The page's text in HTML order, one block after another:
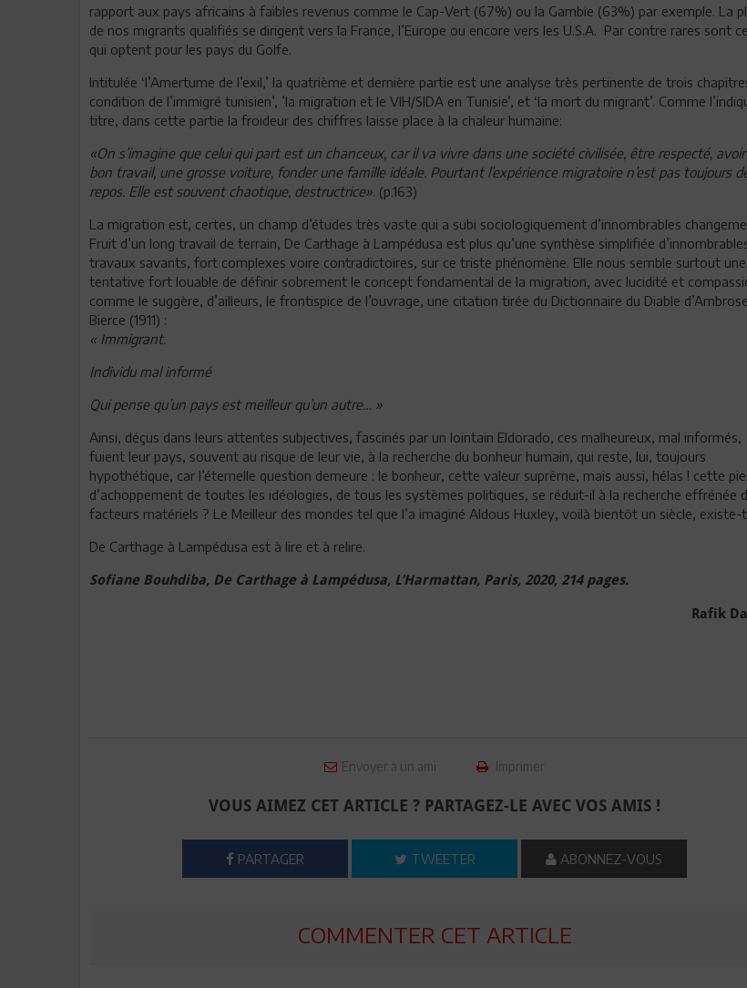
rapport aux pays africains à faibles revenus comme le Cap-Vert (67%) ou la Gambie (63%) par exemple. La
de nos migrants qualifiés se dirigent vers la France, l’Europe ou encore vers les U.S.A. Par contre rares sont
qui optent pour les pays du Golfe.
Intitulée ‘l’Amertume de l’exil,’ la quatrième et dernière partie est une analyse très pertinente de trois
condition de l’immigré tunisien’, ’la migration et le VIH/SIDA en Tunisie’, et ‘la mort du migrant’. Comme
titre, dans cette partie la froideur des chiffres laisse place à la chaleur humaine:
«On s’imagine que celui qui part est un chanceux, car il va vivre dans une société civilisée, être respecté,
bon travail, une grosse voiture, fonder une famille idéale. Pourtant l’expérience migratoire n’est pas toujours
repos. Elle est souvent chaotique, destructrice». (p.163)
La migration est, certes, un champ d’études très vaste qui a subi sociologiquement d’innombrables
Fruit d’un long travail de terrain, De Carthage à Lampédusa est plus qu’une synthèse simplifiée
travaux savants, fort complexes voire contradictoires, sur ce triste phénomène. Elle nous semble surtout une
tentative fort louable de définir sobrement le concept fondamental de la migration, avec lucidité et
comme le suggère, d’ailleurs, le frontispice de l’ouvrage, une citation tirée du Dictionnaire du Diable d’Ambrose
Bierce (1911) :
« Immigrant.
Individu mal informé
Qui pense qu’un pays est meilleur qu’un autre… »
Ainsi, déçus dans leurs attentes subjectives, fascinés par un lointain Eldorado, ces malheureux, mal informés,
fuient leur pays, souvent au risque de leur vie, à la recherche du bonheur humain, qui reste, lui, toujours
hypothétique, car l’éternelle question demeure : le bonheur, cette valeur suprême, mais aussi, hélas ! cette
d’achoppement de toutes les idéologies, de tous les systèmes politiques, se réduit-il à la recherche effrénée
facteurs matériels ? Le Meilleur des mondes tel que l’a imaginé Aldous Huxley, voilà bientôt un siècle, existe-
De Carthage à Lampédusa est à lire et à relire.
Sofiane Bouhdiba, De Carthage à Lampédusa, L’Harmattan, Paris, 2020, 214 pages.
Rafik
Envoyer à un ami Imprimer
VOUS AIMEZ CET ARTICLE ? PARTAGEZ-LE AVEC VOS AMIS !
PARTAGER TWEETER ABONNEZ-VOUS
COMMENTER CET ARTICLE